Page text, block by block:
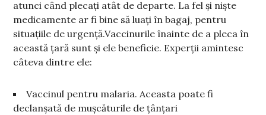
atunci când plecați atât de departe. La fel și niște
medicamente ar fi bine să luați în bagaj, pentru
situațiile de urgență.Vaccinurile înainte de a pleca în
această țară sunt și ele beneficie. Experții amintesc
câteva dintre ele:
Vaccinul pentru malaria. Aceasta poate fi
declanșată de mușcăturile de țânțari